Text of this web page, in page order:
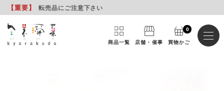
【重要】 転売品にご注意下さい
商品一覧 店舗・催事 買物かご
0